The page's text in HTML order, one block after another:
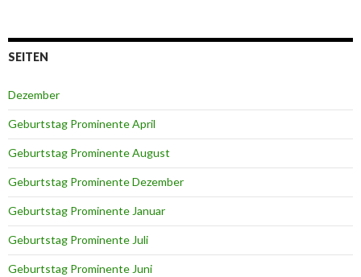
SEITEN
Dezember
Geburtstag Prominente April
Geburtstag Prominente August
Geburtstag Prominente Dezember
Geburtstag Prominente Januar
Geburtstag Prominente Juli
Geburtstag Prominente Juni